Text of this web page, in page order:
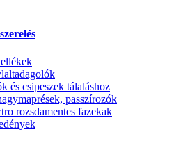
és csipeszek tálaláshoz
passzírozók
rozsdamentes fazekak